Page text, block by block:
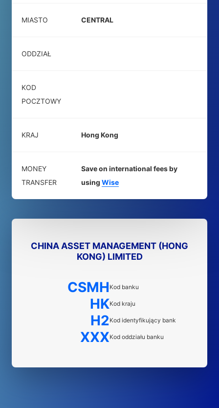
MIASTO CENTRAL
ODDZIAŁ
KOD
POCZTOWY
KRAJ Hong Kong
MONEY
TRANSFER
Save on international fees by
using Wise
CHINA ASSET MANAGEMENT (HONG
KONG) LIMITED
CSMHKod banku
HKKod kraju
H2Kod identyfikujący bank
XXXKod oddziału banku